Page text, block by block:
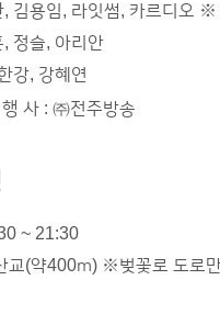
김용임, 라잇썸, 카르디오
정슬, 아리안
강, 강혜연
사 : ㈜전주방송
~ 21:30
교(약400m) ※벚꽃로 도로